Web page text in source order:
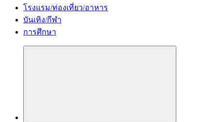
โรงแรม/ท่องเที่ยว/อาหาร
บันเทิง/กีฬา
การศึกษา